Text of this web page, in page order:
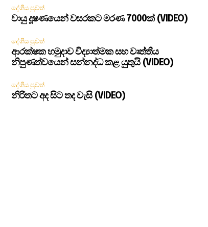
දේශීය පුවත්
වායු දූෂණයෙන් වසරකට මරණ 7000ක් (VIDEO)
දේශීය පුවත්
ආරක්ෂක හමුදාව විද්‍යාත්මක සහ වෘත්තීය
නිපුණත්වයෙන් සන්නද්ධ කළ යුතුයි (VIDEO)
දේශීය පුවත්
නිරිතට අද සිට තද වැසි (VIDEO)